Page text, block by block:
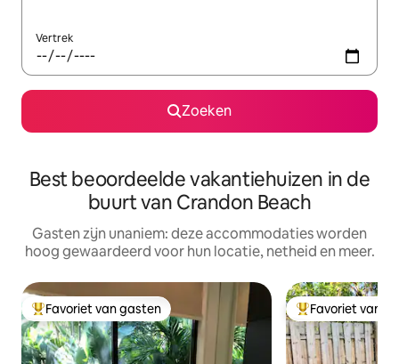
Vertrek
Zoeken
Best beoordeelde vakantiehuizen in de
buurt van Crandon Beach
Gasten zijn unaniem: deze accommodaties worden
hoog gewaardeerd voor hun locatie, netheid en meer.
Topfavoriet van gasten
Favoriet van gasten Topfavoriet van
Favoriet van